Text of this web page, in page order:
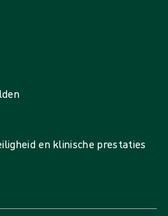
en klinische prestaties